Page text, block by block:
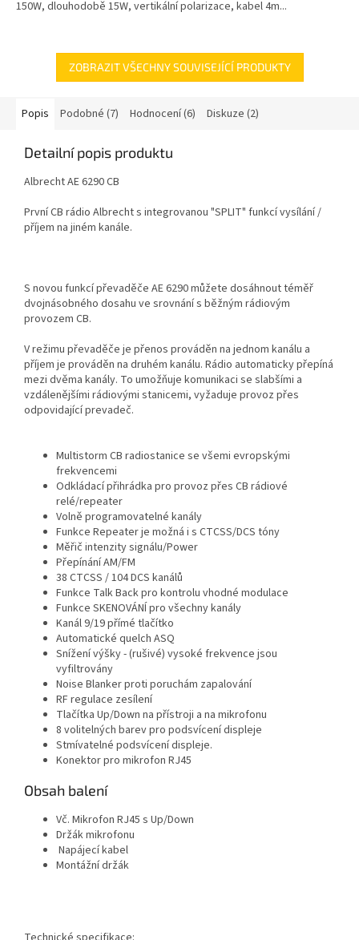
150W, dlouhodobě 15W, vertikální polarizace, kabel 4m...
ZOBRAZIT VŠECHNY SOUVISEJÍCÍ PRODUKTY
Popis Podobné (7) Hodnocení (6) Diskuze (2)
Detailní popis produktu
Albrecht AE 6290 CB
První CB rádio Albrecht s integrovanou "SPLIT" funkcí vysílání /
příjem na jiném kanále.
S novou funkcí převaděče AE 6290 můžete dosáhnout téměř
dvojnásobného dosahu ve srovnání s běžným rádiovým
provozem CB.
V režimu převaděče je přenos prováděn na jednom kanálu a
příjem je prováděn na druhém kanálu. Rádio automaticky přepíná
mezi dvěma kanály. To umožňuje komunikaci se slabšími a
vzdálenějšími rádiovými stanicemi, vyžaduje provoz přes
odpovidající prevadeč.
Multistorm CB radiostanice se všemi evropskými
frekvencemi
Odkládací přihrádka pro provoz přes CB rádiové
relé/repeater
Volně programovatelné kanály
Funkce Repeater je možná i s CTCSS/DCS tóny
Měřič intenzity signálu/Power
Přepínání AM/FM
38 CTCSS / 104 DCS kanálů
Funkce Talk Back pro kontrolu vhodné modulace
Funkce SKENOVÁNÍ pro všechny kanály
Kanál 9/19 přímé tlačítko
Automatické quelch ASQ
Snížení výšky - (rušivé) vysoké frekvence jsou
vyfiltrovány
Noise Blanker proti poruchám zapalování
RF regulace zesílení
Tlačítka Up/Down na přístroji a na mikrofonu
8 volitelných barev pro podsvícení displeje
Stmívatelné podsvícení displeje.
Konektor pro mikrofon RJ45
Obsah balení
Vč. Mikrofon RJ45 s Up/Down
Držák mikrofonu
Napájecí kabel
Montážní držák